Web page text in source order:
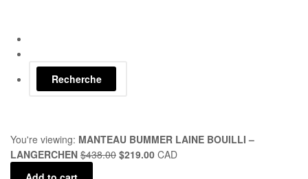
Recherche
You're viewing: MANTEAU BUMMER LAINE BOUILLI –
LANGERCHEN $438.00 $219.00 CAD